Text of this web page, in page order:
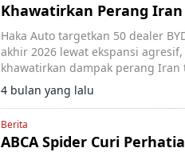
Khawatirkan Perang Iran
Haka Auto targetkan 50 dealer
akhir 2026 lewat ekspansi
khawatirkan dampak perang Iran
ekonomi otomotif Indonesia.
4 bulan yang lalu
Berita
ABCA Spider Curi